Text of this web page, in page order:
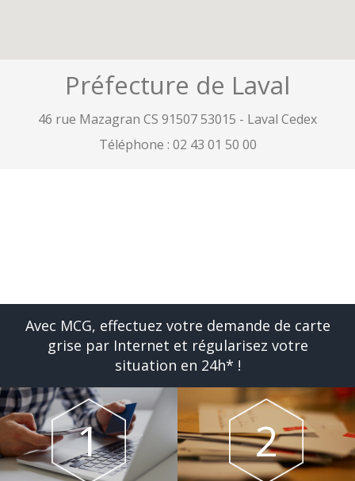
Préfecture de Laval
46 rue Mazagran CS 91507 53015 - Laval Cedex
Téléphone : 02 43 01 50 00
Avec MCG, effectuez votre demande de carte
grise par Internet et régularisez votre
situation en 24h* !